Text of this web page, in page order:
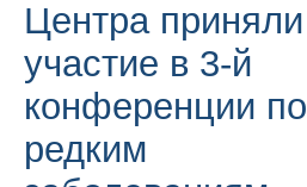
Центра приняли
участие в 3-й
конференции по
редким